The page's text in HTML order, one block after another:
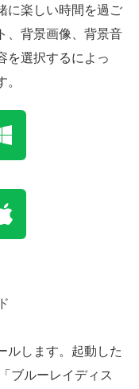
に楽しい時間を過ご
、背景画像、背景音
を選択するによっ
ルします。起動した
ブルーレイディス